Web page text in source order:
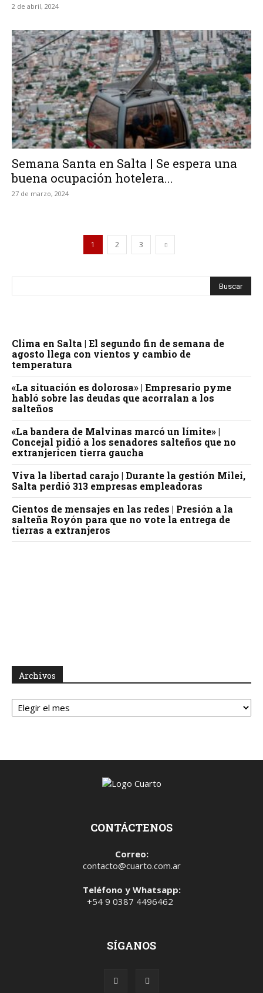
2 de abril, 2024
Semana Santa en Salta | Se espera una
buena ocupación hotelera...
27 de marzo, 2024
1 2 3
Clima en Salta | El segundo fin de semana de
agosto llega con vientos y cambio de
temperatura
«La situación es dolorosa» | Empresario pyme
habló sobre las deudas que acorralan a los
salteños
«La bandera de Malvinas marcó un límite» |
Concejal pidió a los senadores salteños que no
extranjericen tierra gaucha
Viva la libertad carajo | Durante la gestión Milei,
Salta perdió 313 empresas empleadoras
Cientos de mensajes en las redes | Presión a la
salteña Royón para que no vote la entrega de
tierras a extranjeros
Archivos
Archivos
CONTÁCTENOS
Correo:
contacto@cuarto.com.ar
Teléfono y Whatsapp:
+54 9 0387 4496462
SÍGANOS